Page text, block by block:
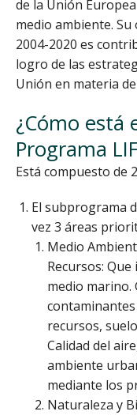
de la Unión
medio ambiente.
2004-2020 es
logro de las
Unión en materia
¿Cómo está
Programa
Está compuesto de
El subprograma
vez 3 áreas
Medio
Recursos:
medio marino.
contaminantes
recursos,
Calidad del
ambiente
mediante los
Naturaleza y